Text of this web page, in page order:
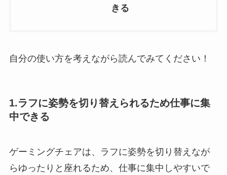
きる
自分の使い方を考えながら読んでみてください！
1.ラフに姿勢を切り替えられるため仕事に集
中できる
ゲーミングチェアは、ラフに姿勢を切り替えなが
らゆったりと座れるため、仕事に集中しやすいで